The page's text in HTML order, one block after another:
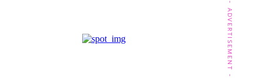
- ADVERTISEMENT -